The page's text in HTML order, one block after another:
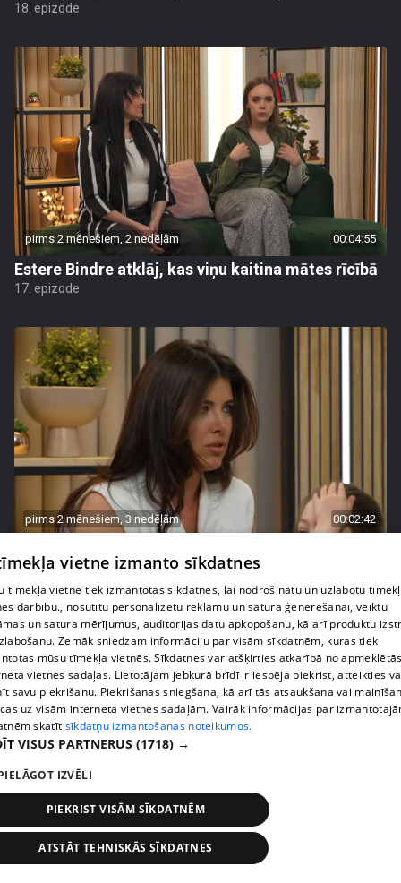
18. epizode
pirms 2 mēnešiem, 2 nedēļām 00:04:55
Estere Bindre atklāj, kas viņu kaitina mātes rīcībā
17. epizode
pirms 2 mēnešiem, 3 nedēļām 00:02:42
etiķeti starp paaudzēm
17. epizode
Žanna Dubska atklāti par slēpto sāncensību mātes
un meitas attiecībās
vietne izmanto sīkdatnes
tīmekļa vietnē tiek izmantotas sīkdatnes, lai nodrošinātu un uzlabotu
darbību., nosūtītu personalizētu reklāmu un satura ģenerēšanai, veiktu
un satura mērījumus, auditorijas datu apkopošanu, kā arī produktu
Zemāk sniedzam informāciju par visām sīkdatnēm, kuras tiek
mūsu tīmekļa vietnēs. Sīkdatnes var atšķirties atkarībā no
vietnes sadaļas. Lietotājam jebkurā brīdī ir iespēja piekrist, atteikties
savu piekrišanu. Piekrišanas sniegšana, kā arī tās atsaukšana vai
uz visām interneta vietnes sadaļām. Vairāk informācijas par
skatīt sīkdatņu izmantošanas noteikumos.
VISUS PARTNERUS (1718) →
IZVĒLI
PIEKRIST VISĀM SĪKDATNĒM
ATSTĀT TEHNISKĀS SĪKDATNES